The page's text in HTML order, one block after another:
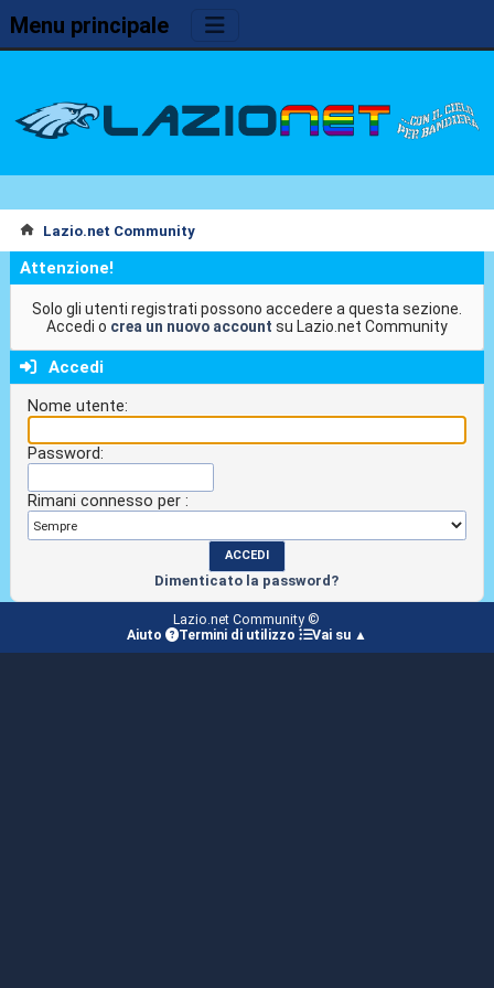
Menu principale
Lazio.net Community
Attenzione!
Solo gli utenti registrati possono accedere a questa sezione.
Accedi o crea un nuovo account su Lazio.net Community
Accedi
Nome utente:
Password:
Rimani connesso per :
Dimenticato la password?
Lazio.net Community ©
Aiuto
Termini di utilizzo Vai su ▲